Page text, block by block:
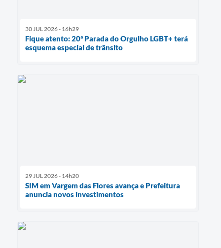
30 JUL 2026 - 16h29
Fique atento: 20ª Parada do Orgulho LGBT+ terá
esquema especial de trânsito
29 JUL 2026 - 14h20
SIM em Vargem das Flores avança e Prefeitura
anuncia novos investimentos